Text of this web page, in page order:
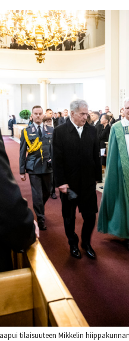
tilaisuuteen Mikkelin